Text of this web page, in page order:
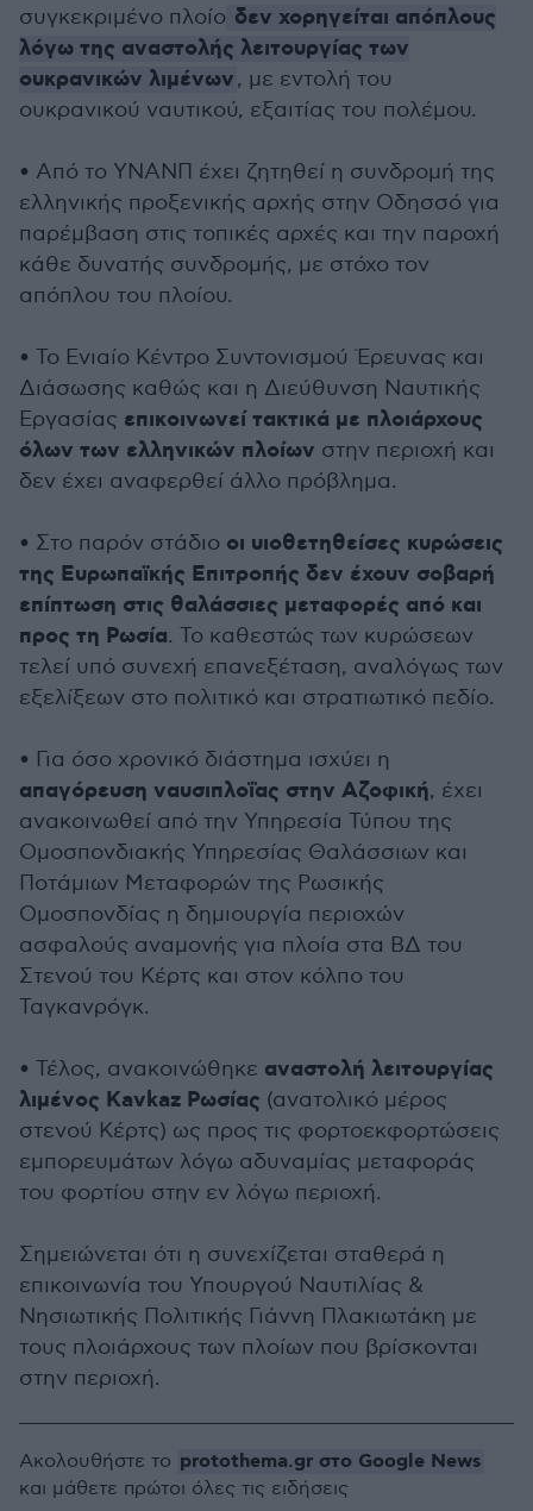
συγκεκριμένο πλοίο δεν χορηγείται απόπλους
λόγω της αναστολής λειτουργίας των
ουκρανικών λιμένων, με εντολή του
ουκρανικού ναυτικού, εξαιτίας του πολέμου.
• Από το ΥΝΑΝΠ έχει ζητηθεί η συνδρομή της
ελληνικής προξενικής αρχής στην Οδησσό για
παρέμβαση στις τοπικές αρχές και την παροχή
κάθε δυνατής συνδρομής, με στόχο τον
απόπλου του πλοίου.
• Το Ενιαίο Κέντρο Συντονισμού Έρευνας και
Διάσωσης καθώς και η Διεύθυνση Ναυτικής
Εργασίας επικοινωνεί τακτικά με πλοιάρχους
όλων των ελληνικών πλοίων στην περιοχή και
δεν έχει αναφερθεί άλλο πρόβλημα.
• Στο παρόν στάδιο οι υιοθετηθείσες κυρώσεις
της Ευρωπαϊκής Επιτροπής δεν έχουν σοβαρή
επίπτωση στις θαλάσσιες μεταφορές από και
προς τη Ρωσία. Το καθεστώς των κυρώσεων
τελεί υπό συνεχή επανεξέταση, αναλόγως των
εξελίξεων στο πολιτικό και στρατιωτικό πεδίο.
• Για όσο χρονικό διάστημα ισχύει η
απαγόρευση ναυσιπλοΐας στην Αζοφική, έχει
ανακοινωθεί από την Υπηρεσία Τύπου της
Ομοσπονδιακής Υπηρεσίας Θαλάσσιων και
Ποτάμιων Μεταφορών της Ρωσικής
Ομοσπονδίας η δημιουργία περιοχών
ασφαλούς αναμονής για πλοία στα ΒΔ του
Στενού του Κέρτς και στον κόλπο του
Ταγκανρόγκ.
• Τέλος, ανακοινώθηκε αναστολή λειτουργίας
λιμένος Kavkaz Ρωσίας (ανατολικό μέρος
στενού Κέρτς) ως προς τις φορτοεκφορτώσεις
εμπορευμάτων λόγω αδυναμίας μεταφοράς
του φορτίου στην εν λόγω περιοχή.
Σημειώνεται ότι η συνεχίζεται σταθερά η
επικοινωνία του Υπουργού Ναυτιλίας &
Νησιωτικής Πολιτικής Γιάννη Πλακιωτάκη με
τους πλοιάρχους των πλοίων που βρίσκονται
στην περιοχή.
Ακολουθήστε το protothema.gr στο Google News
και μάθετε πρώτοι όλες τις ειδήσεις